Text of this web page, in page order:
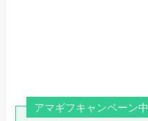
アマギフキャンペーン中